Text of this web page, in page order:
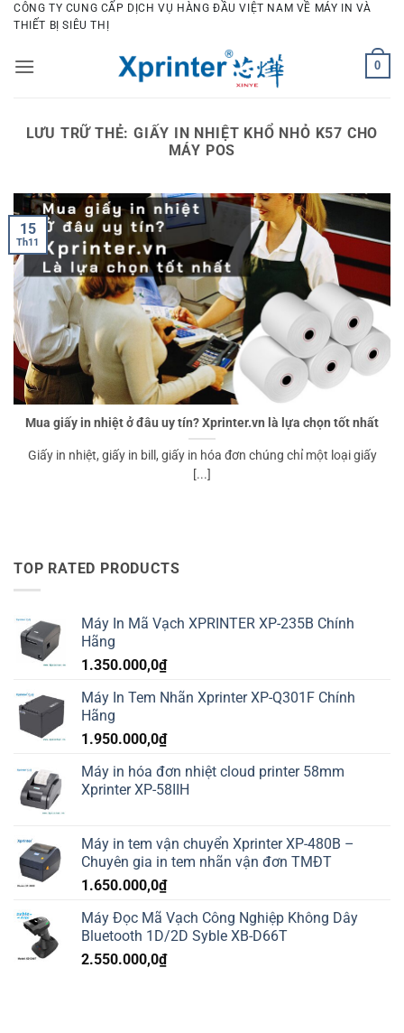
Bỏ
qua
dung
CÔNG TY CUNG CẤP DỊCH VỤ HÀNG ĐẦU VIỆT NAM VỀ MÁY IN VÀ
THIẾT BỊ SIÊU THỊ
0
LƯU TRỮ THẺ:GIẤY IN NHIỆT KHỔ NHỎ K57 CHO
MÁY POS
Mua giấy in nhiệt ở đâu uy tín? Xprinter.vn là lựa chọn tốt nhất
Giấy in nhiệt, giấy in bill, giấy in hóa đơn chúng chỉ một loại giấy
[...]
15
Th11
TOP RATED PRODUCTS
Máy In Mã Vạch XPRINTER XP-235B Chính
Hãng
1.350.000,0₫
Máy In Tem Nhãn Xprinter XP-Q301F Chính
Hãng
1.950.000,0₫
Máy in hóa đơn nhiệt cloud printer 58mm
Xprinter XP-58IIH
Máy in tem vận chuyển Xprinter XP-480B –
Chuyên gia in tem nhãn vận đơn TMĐT
1.650.000,0₫
Máy Đọc Mã Vạch Công Nghiệp Không Dây
Bluetooth 1D/2D Syble XB-D66T
2.550.000,0₫